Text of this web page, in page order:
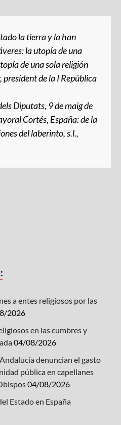
la tierra y la han
la utopía de una
de una sola religión
de la I República
Diputats, 9 de maig de
Cortés, España: de la
del laberinto, s.l.,
a entes religiosos por las
2026
en las cumbres y
04/08/2026
denuncian el gasto
pública en capellanes
04/08/2026
Estado en España